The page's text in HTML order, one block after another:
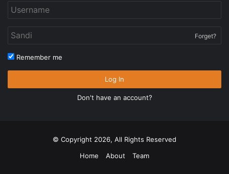
Forget?
Remember me
Log In
Don't have an account?
© Copyright 2026, All Rights Reserved
Home
About Team